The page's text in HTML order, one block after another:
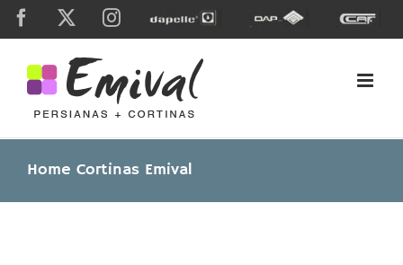
Skip
Facebook Instagram
Dapelle
Grupo
Dap
Caf
Home Cortinas Emival